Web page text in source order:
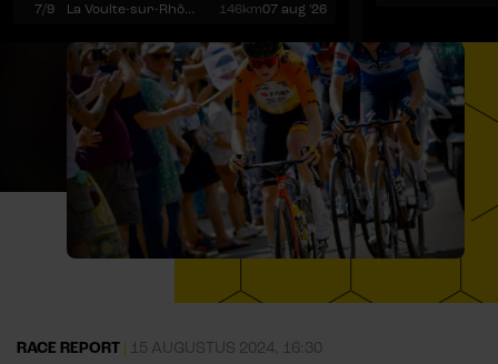
7/9
La Voulte-sur-Rhône › Mont Ventoux 146km07 aug '26
RACE REPORT 15 AUGUSTUS 2024, 16:30